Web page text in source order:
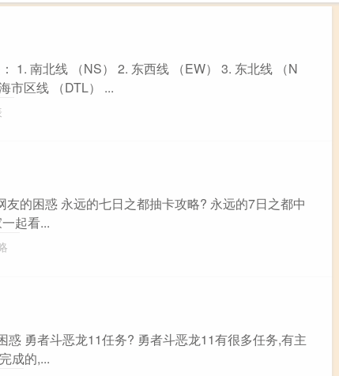
1. 南北线 （NS） 2. 东西线 （EW） 3. 东北线 （N
市区线 （DTL） ...
友的困惑 永远的七日之都抽卡攻略? 永远的7日之都中
起看...
惑 勇者斗恶龙11任务? 勇者斗恶龙11有很多任务,有主
成的,...